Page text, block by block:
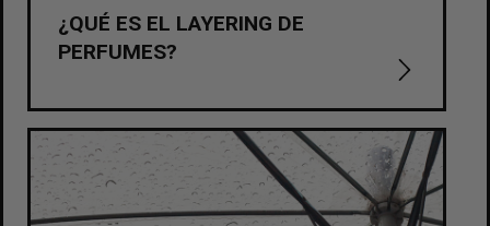
¿QUÉ ES EL LAYERING DE
PERFUMES?